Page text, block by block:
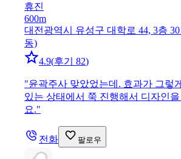
휴진
600m
대전광역시 유성구 대학로 44, 3층
동)
4.9(후기 82)
"윤곽주사 맞았었는데. 효과가 그렇
있는 상태에서 쭉 진행해서 디자인
요."
전화 팔로우